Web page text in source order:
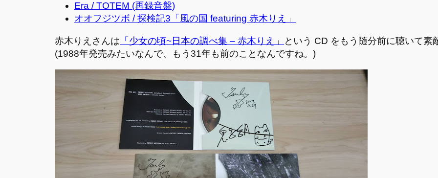
Era / TOTEM (再録音盤)
オオフジツボ / 探検記3「風の国 featuring 赤木りえ」
赤木りえさんは 「少女の頃~日本の調べ集 – 赤木りえ」
という CD をもう随分前に聴いて素
(1988年発売みたいなんで、もう31年も前のことなんですね。)